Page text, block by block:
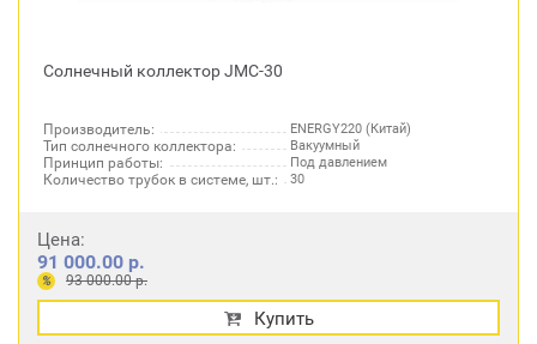
Солнечный коллектор JMC-30
Производитель: ENERGY220 (Китай)
Тип солнечного коллектора: Вакуумный
Принцип работы: Под давлением
Количество трубок в системе, шт.: 30
Цена:
91 000.00 р.
% 93 000.00 р.
Купить